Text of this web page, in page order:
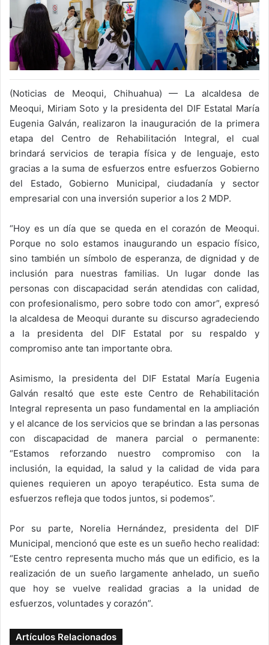
(Noticias de Meoqui, Chihuahua) — La alcaldesa de
Meoqui, Miriam Soto y la presidenta del DIF Estatal María
Eugenia Galván, realizaron la inauguración de la primera
etapa del Centro de Rehabilitación Integral, el cual
brindará servicios de terapia física y de lenguaje, esto
gracias a la suma de esfuerzos entre esfuerzos Gobierno
del Estado, Gobierno Municipal, ciudadanía y sector
empresarial con una inversión superior a los 2 MDP.
“Hoy es un día que se queda en el corazón de Meoqui.
Porque no solo estamos inaugurando un espacio físico,
sino también un símbolo de esperanza, de dignidad y de
inclusión para nuestras familias. Un lugar donde las
personas con discapacidad serán atendidas con calidad,
con profesionalismo, pero sobre todo con amor”, expresó
la alcaldesa de Meoqui durante su discurso agradeciendo
a la presidenta del DIF Estatal por su respaldo y
compromiso ante tan importante obra.
Asimismo, la presidenta del DIF Estatal María Eugenia
Galván resaltó que este este Centro de Rehabilitación
Integral representa un paso fundamental en la ampliación
y el alcance de los servicios que se brindan a las personas
con discapacidad de manera parcial o permanente:
“Estamos reforzando nuestro compromiso con la
inclusión, la equidad, la salud y la calidad de vida para
quienes requieren un apoyo terapéutico. Esta suma de
esfuerzos refleja que todos juntos, si podemos”.
Por su parte, Norelia Hernández, presidenta del DIF
Municipal, mencionó que este es un sueño hecho realidad:
“Este centro representa mucho más que un edificio, es la
realización de un sueño largamente anhelado, un sueño
que hoy se vuelve realidad gracias a la unidad de
esfuerzos, voluntades y corazón”.
Artículos Relacionados